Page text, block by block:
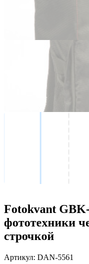
Fotokvant
фототехники
строчкой
Артикул: DAN-5561